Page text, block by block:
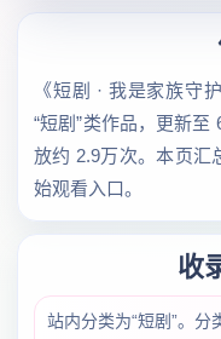
《短剧 · 我是家族守
“短剧”类作品，更新
放约 2.9万次。本页汇
始观看入口。
收
站内分类为“短剧”。